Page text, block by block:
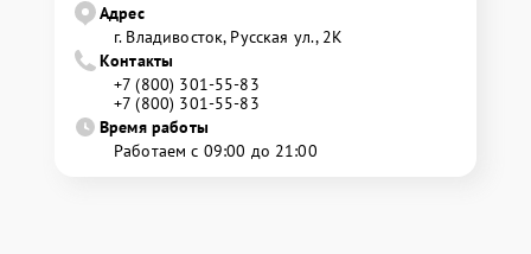
Адрес
г. Владивосток, Русская ул., 2К
Контакты
+7 (800) 301-55-83
+7 (800) 301-55-83
Время работы
Работаем с 09:00 до 21:00